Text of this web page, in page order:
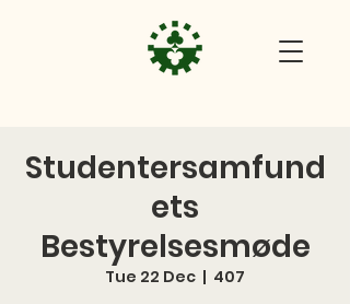
Studentersamfund
ets
Bestyrelsesmøde
Tue 22 Dec
  |
407